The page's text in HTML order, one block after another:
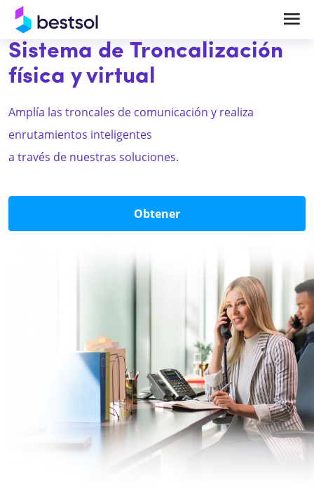
Soluciones
Telefonía en la Nube y UCaaS Empresarial
Empresariales
Productos
Centrales Telefónicas
Perifoneos
Sistema de Troncalización
física y virtual
Amplía las troncales de comunicación y realiza
enrutamientos inteligentes
a través de nuestras soluciones.
Obtener